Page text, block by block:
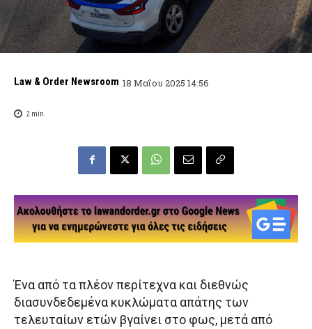
Law & Order Newsroom 18 Μαΐου 2025 14:56
2min.
Ένα από τα πλέον περίτεχνα και διεθνώς
διασυνδεδεμένα κυκλώματα απάτης των
τελευταίων ετών βγαίνει στο φως, μετά από